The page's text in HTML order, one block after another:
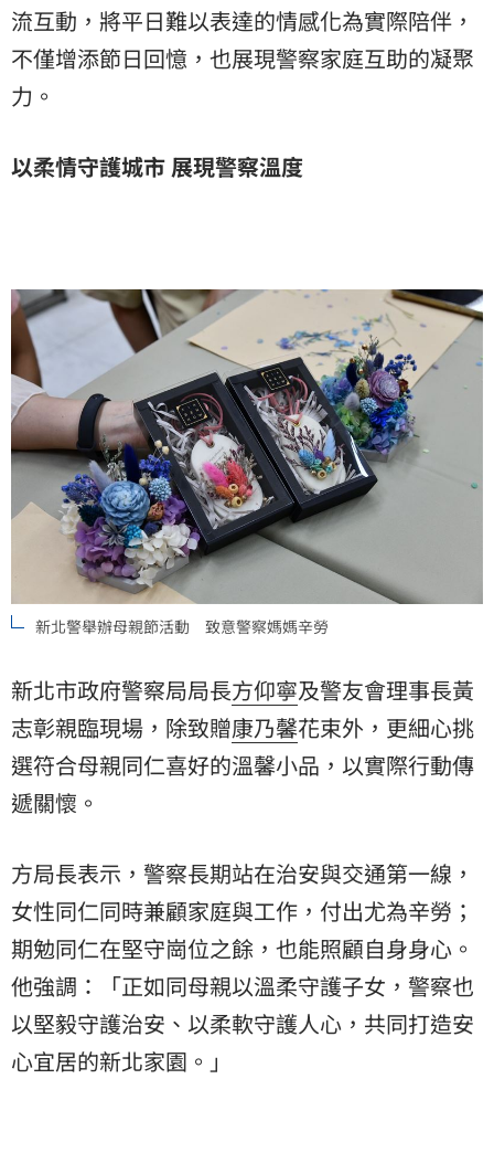
流互動，將平日難以表達的情感化為實際陪伴，
不僅增添節日回憶，也展現警察家庭互助的凝聚
力。
以柔情守護城市 展現警察溫度
新北警舉辦母親節活動 致意警察媽媽辛勞
新北市政府警察局局長方仰寧及警友會理事長黃
志彰親臨現場，除致贈康乃馨花束外，更細心挑
選符合母親同仁喜好的溫馨小品，以實際行動傳
遞關懷。
方局長表示，警察長期站在治安與交通第一線，
女性同仁同時兼顧家庭與工作，付出尤為辛勞；
期勉同仁在堅守崗位之餘，也能照顧自身身心。
他強調：「正如同母親以溫柔守護子女，警察也
以堅毅守護治安、以柔軟守護人心，共同打造安
心宜居的新北家園。」